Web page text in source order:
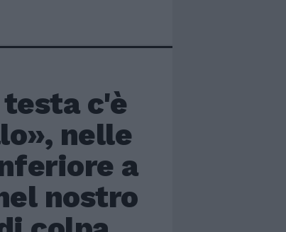
c'è
nelle
a
nostro